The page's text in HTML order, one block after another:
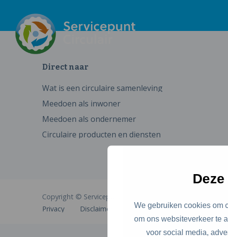
We gebruiken cookies om
om ons websiteverkeer te
voor social media,
Direct naar
Wat is een circulaire samenleving
Meedoen als inwoner
Meedoen als ondernemer
Circulaire producten en diensten
Copyright © Servicepunt Circulair
Privacy
Disclaimer Cookies Toegankelijkheid